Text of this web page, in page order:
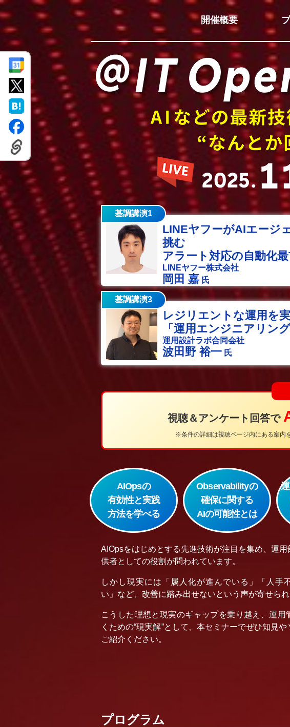
基調講演1
LINEヤフーがAIエージ
挑む
アラート対応の自動化
LINEヤフー株式会社
岡田 嘉 氏
基調講演3
レジリエントな運用を
「運用エンジニアリング
運用設計ラボ合同会社
波田野 裕一 氏
視聴＆アンケート回答で
※条件の詳細は視聴ページ内にある案
AIOpsの
有効性と実践
方法を学べる
Observabilityの
確保に関する
AIの可能性とは
AIOpsをはじめとする先進技術が注目を集め、運用
供者としての役割が問われています。
しかし現実には「属人化が進んでいる」「人手
い」など、改善に踏み出せないという声が寄せられ
こうした理想と現実のギャップを乗り越え、運用
くための“現実解”として、本セミナーでぜひ知見
ご紹介ください。
プログラム
開催概要